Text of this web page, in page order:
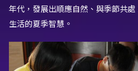
年代，發展出順應自然、與季節共
生活的夏季智慧。